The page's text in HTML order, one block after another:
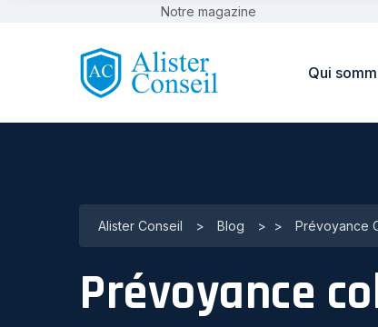
Notre magazine
Qui
Alister Conseil > Blog > > Prévoyance
Prévoyance